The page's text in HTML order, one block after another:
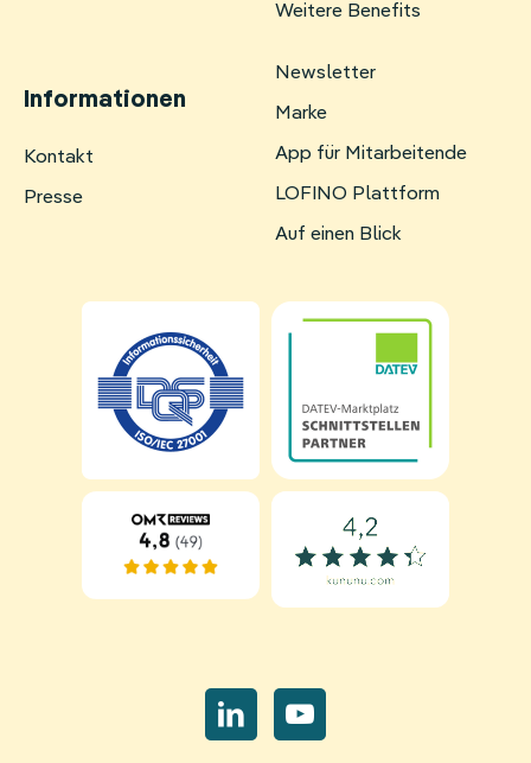
Weitere Benefits
Informationen
Navigation
Kontakt
Presse
Newsletter
Marke
App für Mitarbeitende
LOFINO Plattform
Auf einen Blick
Navigation
überspringen